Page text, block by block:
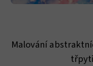
Malování